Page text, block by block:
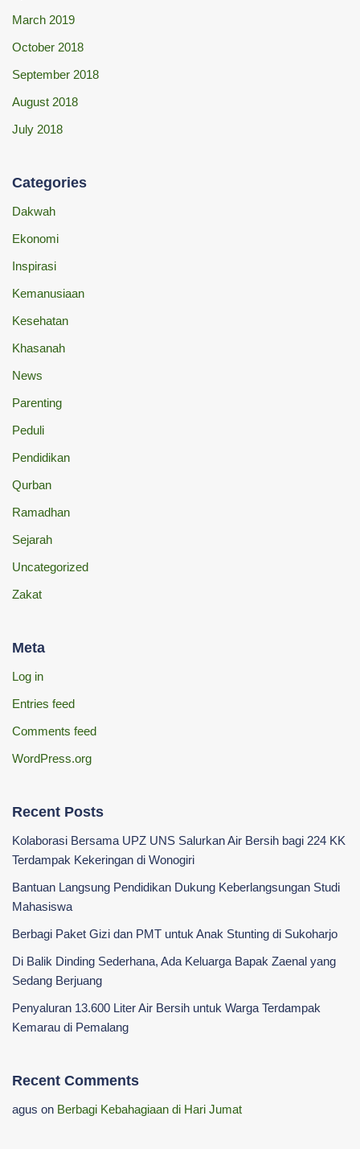
March 2019
October 2018
September 2018
August 2018
July 2018
Categories
Dakwah
Ekonomi
Inspirasi
Kemanusiaan
Kesehatan
Khasanah
News
Parenting
Peduli
Pendidikan
Qurban
Ramadhan
Sejarah
Uncategorized
Zakat
Meta
Log in
Entries feed
Comments feed
WordPress.org
Recent Posts
Kolaborasi Bersama UPZ UNS Salurkan Air Bersih bagi 224 KK
Terdampak Kekeringan di Wonogiri
‎Bantuan Langsung Pendidikan Dukung Keberlangsungan Studi
Mahasiswa ‎
Berbagi Paket Gizi dan PMT untuk Anak Stunting di Sukoharjo
Di Balik Dinding Sederhana, Ada Keluarga Bapak Zaenal yang
Sedang Berjuang
Penyaluran 13.600 Liter Air Bersih untuk Warga Terdampak
Kemarau di Pemalang
Recent Comments
agus on Berbagi Kebahagiaan di Hari Jumat